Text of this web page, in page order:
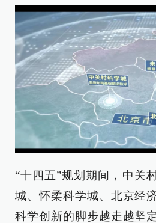
“十四五”规划期间，中关
城、怀柔科学城、北京经
科学创新的脚步越走越坚